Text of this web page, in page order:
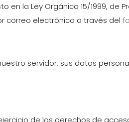
en la Ley Orgánica 15/1999,
correo electrónico a través del
servidor, sus datos
de los derechos de